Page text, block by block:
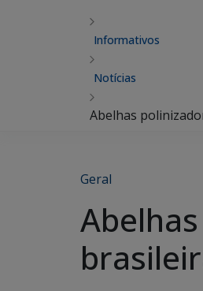
Informativos
Notícias
Abelhas
Geral